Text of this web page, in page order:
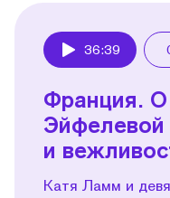
36:39
Франция. О
и
Катя Ламм и